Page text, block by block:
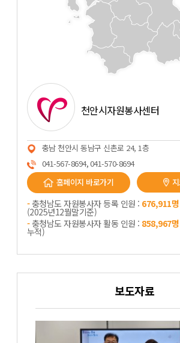
천안시자원봉사센터
충남 천안시 동남구 신촌로 24, 1층
041-567-8694, 041-570-8694
홈페이지 바로가기
-충청남도 자원봉사자 등록 인원 : 676,911명
(2025년12뭘말기준)
-충청남도 자원봉사자 활동 인원 : 858,967명
누적)
보도자료